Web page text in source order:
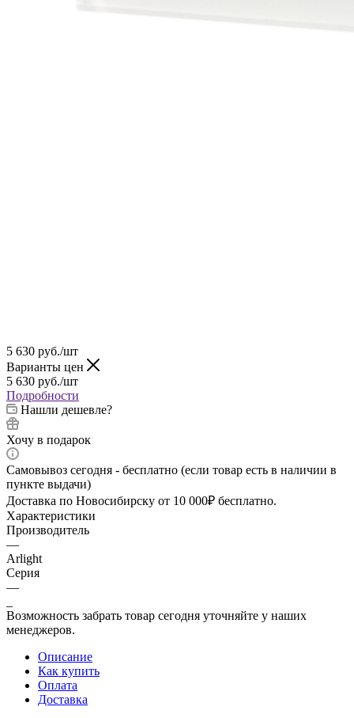
5 630 руб./шт
Варианты цен
5 630 руб./шт
Подробности
Нашли дешевле?
Хочу в подарок
Самовывоз сегодня - бесплатно (если товар есть в наличии в
пункте выдачи)
Доставка по Новосибирску от 10 000₽ бесплатно.
Характеристики
Производитель
—
Arlight
Серия
—
Возможность забрать товар сегодня уточняйте у наших
менеджеров.
Описание
Как купить
Оплата
Доставка